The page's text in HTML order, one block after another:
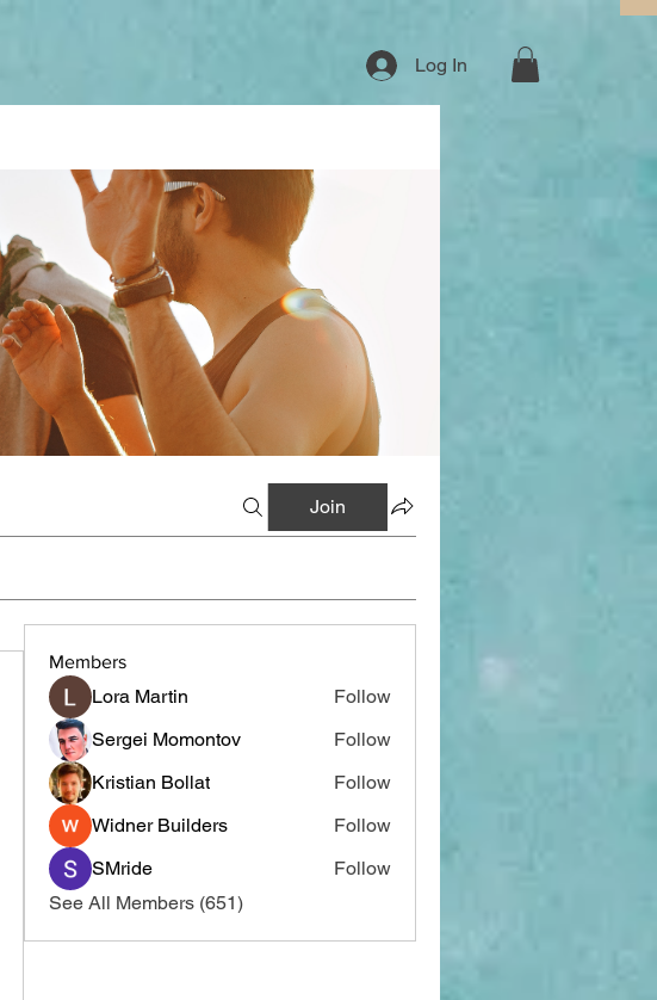
Log In
Join
Members
Lora Martin
Follow
Sergei Momontov
Follow
Kristian Bollat
Follow
Widner Builders
Follow
SMride
Follow
See All Members (651)